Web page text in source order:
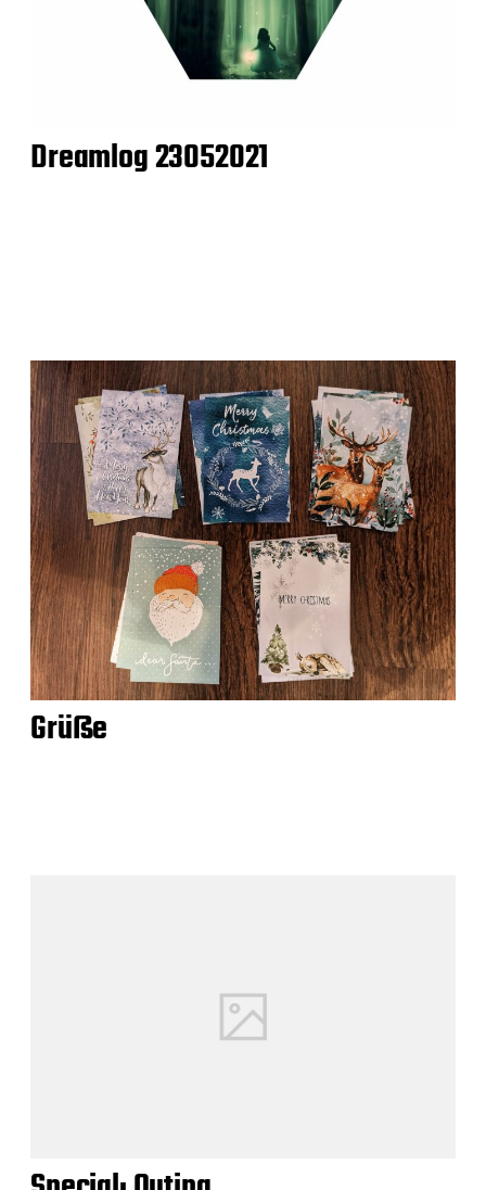
Dreamlog 23052021
Grüße